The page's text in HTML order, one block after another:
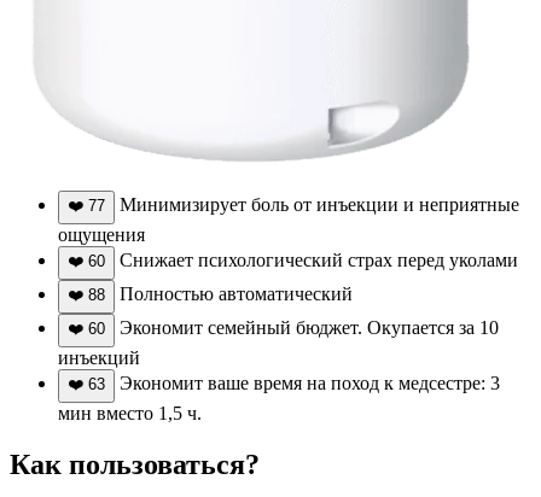
❤️ 77
Минимизирует боль от инъекции и неприятные
ощущения
❤️ 60 Снижает психологический страх перед уколами
❤️ 88 Полностью автоматический
❤️ 60
Экономит семейный бюджет. Окупается за 10
инъекций
❤️ 63
Экономит ваше время на поход к медсестре: 3
мин вместо 1,5 ч.
Как пользоваться?